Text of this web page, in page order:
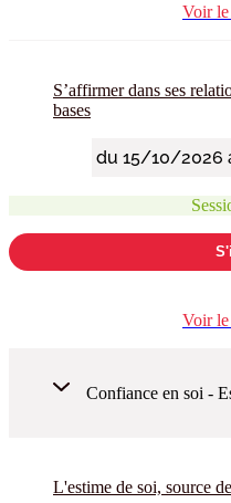
Voir
S’affirmer dans ses
bases
Voir
Confiance en soi -
L'estime de soi, source